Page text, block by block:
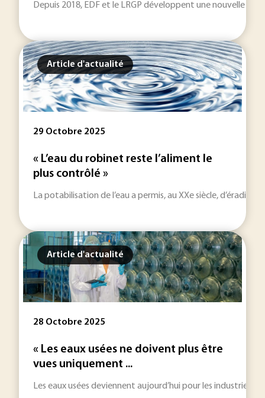
Depuis 2018, EDF et le LRGP développent une nouvelle
Article d'actualité
29 Octobre 2025
« L’eau du robinet reste l’aliment le
plus contrôlé »
La potabilisation de l’eau a permis, au XXe siècle,
Article d'actualité
28 Octobre 2025
« Les eaux usées ne doivent plus être
vues uniquement ...
Les eaux usées deviennent aujourd’hui pour les industriels